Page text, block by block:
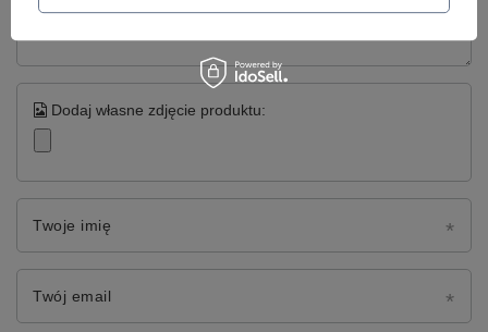
Dodaj własne zdjęcie produktu:
Twoje imię
Twój email